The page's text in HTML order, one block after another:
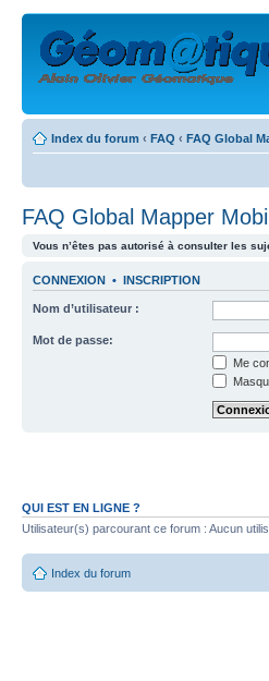
Index du forum ‹ FAQ ‹ FAQ Global
FAQ Global Mapper
Vous n’êtes pas autorisé à consulter les
CONNEXION • INSCRIPTION
Nom d’utilisateur :
Mot de passe:
Me
QUI EST EN LIGNE ?
Utilisateur(s) parcourant ce forum : Aucun
Index du forum